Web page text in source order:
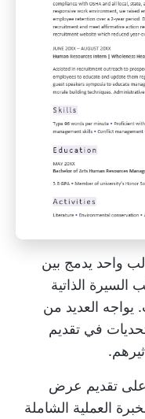
واحد يدمج بين
السيرة الذاتية
يواجه العديد من
في تقديم
على تقديم عرض
العملية الشاملة